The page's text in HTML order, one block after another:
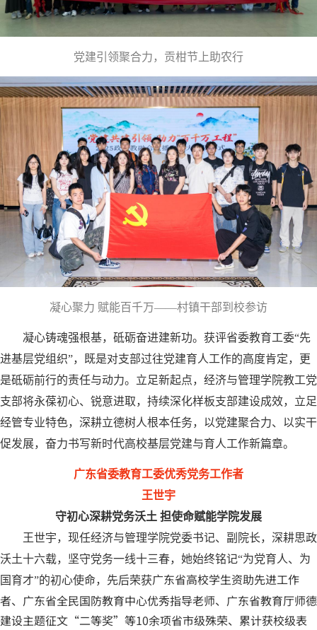
党建引领聚合力，贡柑节上助农行
凝心聚力 赋能百千万——村镇干部到校参访
凝心铸魂强根基，砥砺奋进建新功。获评省委教育工委“先
进基层党组织”，既是对支部过往党建育人工作的高度肯定，更
是砥砺前行的责任与动力。立足新起点，经济与管理学院教工党
支部将永葆初心、锐意进取，持续深化样板支部建设成效，立足
经管专业特色，深耕立德树人根本任务，以党建聚合力、以实干
促发展，奋力书写新时代高校基层党建与育人工作新篇章。
广东省委教育工委优秀党务工作者
王世宇
守初心深耕党务沃土 担使命赋能学院发展
王世宇，现任经济与管理学院党委书记、副院长，深耕思政
沃土十六载，坚守党务一线十三春，她始终铭记“为党育人、为
国育才”的初心使命，先后荣获广东省高校学生资助先进工作
者、广东省全民国防教育中心优秀指导老师、广东省教育厅师德
建设主题征文“二等奖”等10余项省市级殊荣、累计获校级表